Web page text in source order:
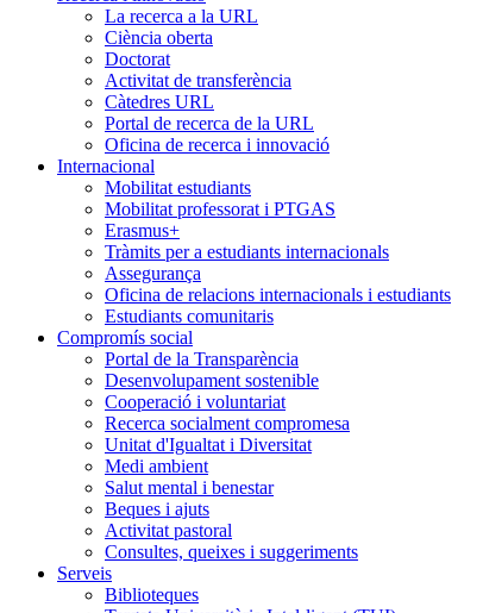
La recerca a la URL
Ciència oberta
Doctorat
Activitat de transferència
Càtedres URL
Portal de recerca de la URL
Oficina de recerca i innovació
Internacional
Mobilitat estudiants
Mobilitat professorat i PTGAS
Erasmus+
Tràmits per a estudiants internacionals
Assegurança
Oficina de relacions internacionals i estudiants
Estudiants comunitaris
Compromís social
Portal de la Transparència
Desenvolupament sostenible
Cooperació i voluntariat
Recerca socialment compromesa
Unitat d'Igualtat i Diversitat
Medi ambient
Salut mental i benestar
Beques i ajuts
Activitat pastoral
Consultes, queixes i suggeriments
Serveis
Biblioteques